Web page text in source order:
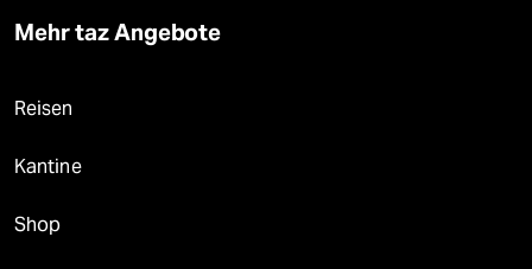
Mehr taz Angebote
Reisen
Kantine
Shop